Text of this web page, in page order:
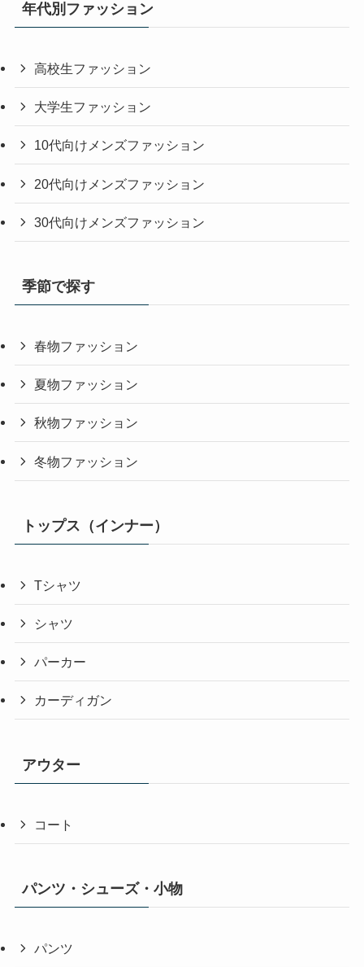
年代別ファッション
高校生ファッション
大学生ファッション
10代向けメンズファッション
20代向けメンズファッション
30代向けメンズファッション
季節で探す
春物ファッション
夏物ファッション
秋物ファッション
冬物ファッション
トップス（インナー）
Tシャツ
シャツ
パーカー
カーディガン
アウター
コート
パンツ・シューズ・小物
パンツ